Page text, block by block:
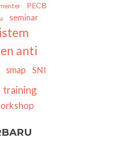
PECB
seminar
anti
smap SNI
training